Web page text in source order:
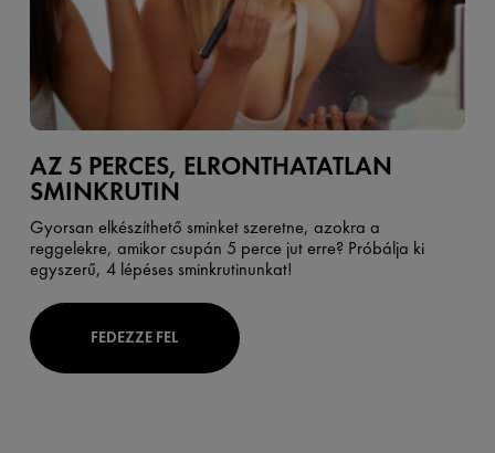
AZ 5 PERCES, ELRONTHATATLAN
SMINKRUTIN
Gyorsan elkészíthető sminket szeretne, azokra a
reggelekre, amikor csupán 5 perce jut erre? Próbálja ki
egyszerű, 4 lépéses sminkrutinunkat!
FEDEZZE FEL